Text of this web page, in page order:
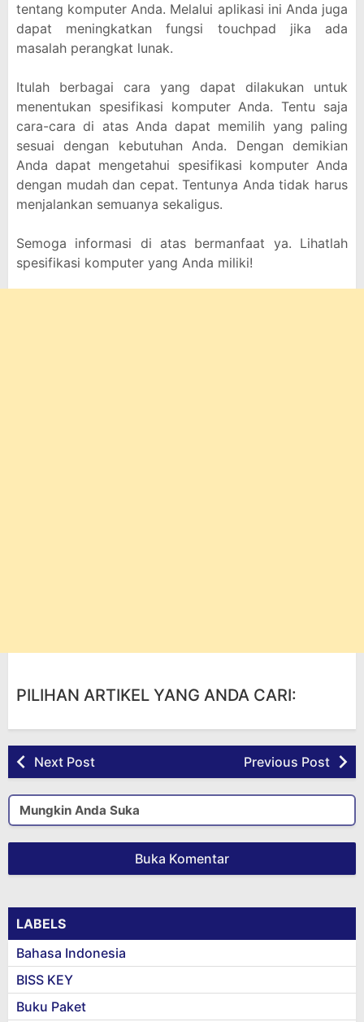
tentang komputer Anda. Melalui aplikasi ini Anda juga
dapat meningkatkan fungsi touchpad jika ada
masalah perangkat lunak.
Itulah berbagai cara yang dapat dilakukan untuk
menentukan spesifikasi komputer Anda. Tentu saja
cara-cara di atas Anda dapat memilih yang paling
sesuai dengan kebutuhan Anda. Dengan demikian
Anda dapat mengetahui spesifikasi komputer Anda
dengan mudah dan cepat. Tentunya Anda tidak harus
menjalankan semuanya sekaligus.
Semoga informasi di atas bermanfaat ya. Lihatlah
spesifikasi komputer yang Anda miliki!
PILIHAN ARTIKEL YANG ANDA CARI:
Next Post Previous Post
Mungkin Anda Suka
Buka Komentar
LABELS
Bahasa Indonesia
BISS KEY
Buku Paket